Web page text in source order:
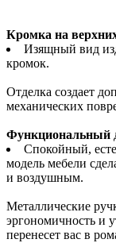
Кромка на
Изящный вид
кромок.
Отделка создает
механических
Функциональный
Спокойный,
модель мебели
и воздушным.
Металлические
эргономичность и
перенесет вас в